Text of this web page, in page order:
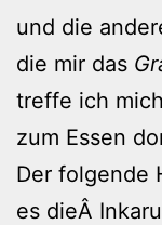
und die
die mir das
treffe ich
zum Essen
Der folgende
es dieÂ